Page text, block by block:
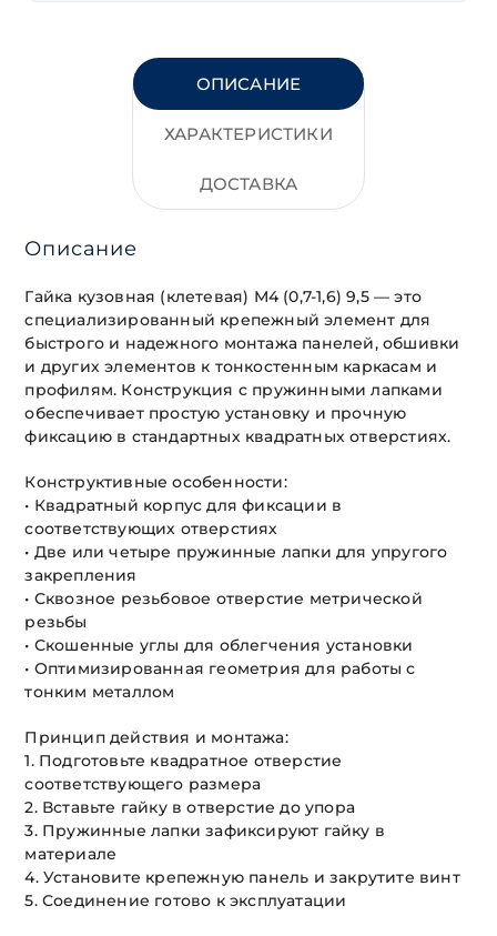
ОПИСАНИЕ
ХАРАКТЕРИСТИКИ
ДОСТАВКА
Описание
Гайка кузовная (клетевая) М4 (0,7-1,6) 9,5 — это
специализированный крепежный элемент для
быстрого и надежного монтажа панелей, обшивки
и других элементов к тонкостенным каркасам и
профилям. Конструкция с пружинными лапками
обеспечивает простую установку и прочную
фиксацию в стандартных квадратных отверстиях.
Конструктивные особенности:
• Квадратный корпус для фиксации в
соответствующих отверстиях
• Две или четыре пружинные лапки для упругого
закрепления
• Сквозное резьбовое отверстие метрической
резьбы
• Скошенные углы для облегчения установки
• Оптимизированная геометрия для работы с
тонким металлом
Принцип действия и монтажа:
1. Подготовьте квадратное отверстие
соответствующего размера
2. Вставьте гайку в отверстие до упора
3. Пружинные лапки зафиксируют гайку в
материале
4. Установите крепежную панель и закрутите винт
5. Соединение готово к эксплуатации